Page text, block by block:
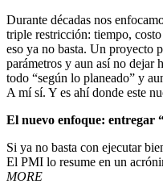
Durante décadas nos
triple restricción: tiempo,
eso ya no basta. Un proyecto
parámetros y aun así no dejar
todo “según lo planeado” y
A mí sí. Y es ahí donde este
El nuevo enfoque: entregar
Si ya no basta con ejecutar
El PMI lo resume en un
MORE